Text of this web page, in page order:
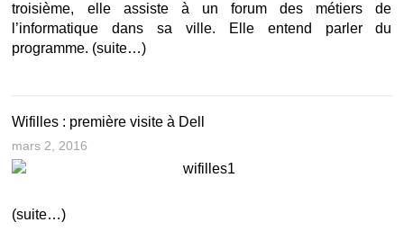
troisième, elle assiste à un forum des métiers de
l’informatique dans sa ville. Elle entend parler du
programme. (suite…)
Wifilles : première visite à Dell
mars 2, 2016
(suite…)